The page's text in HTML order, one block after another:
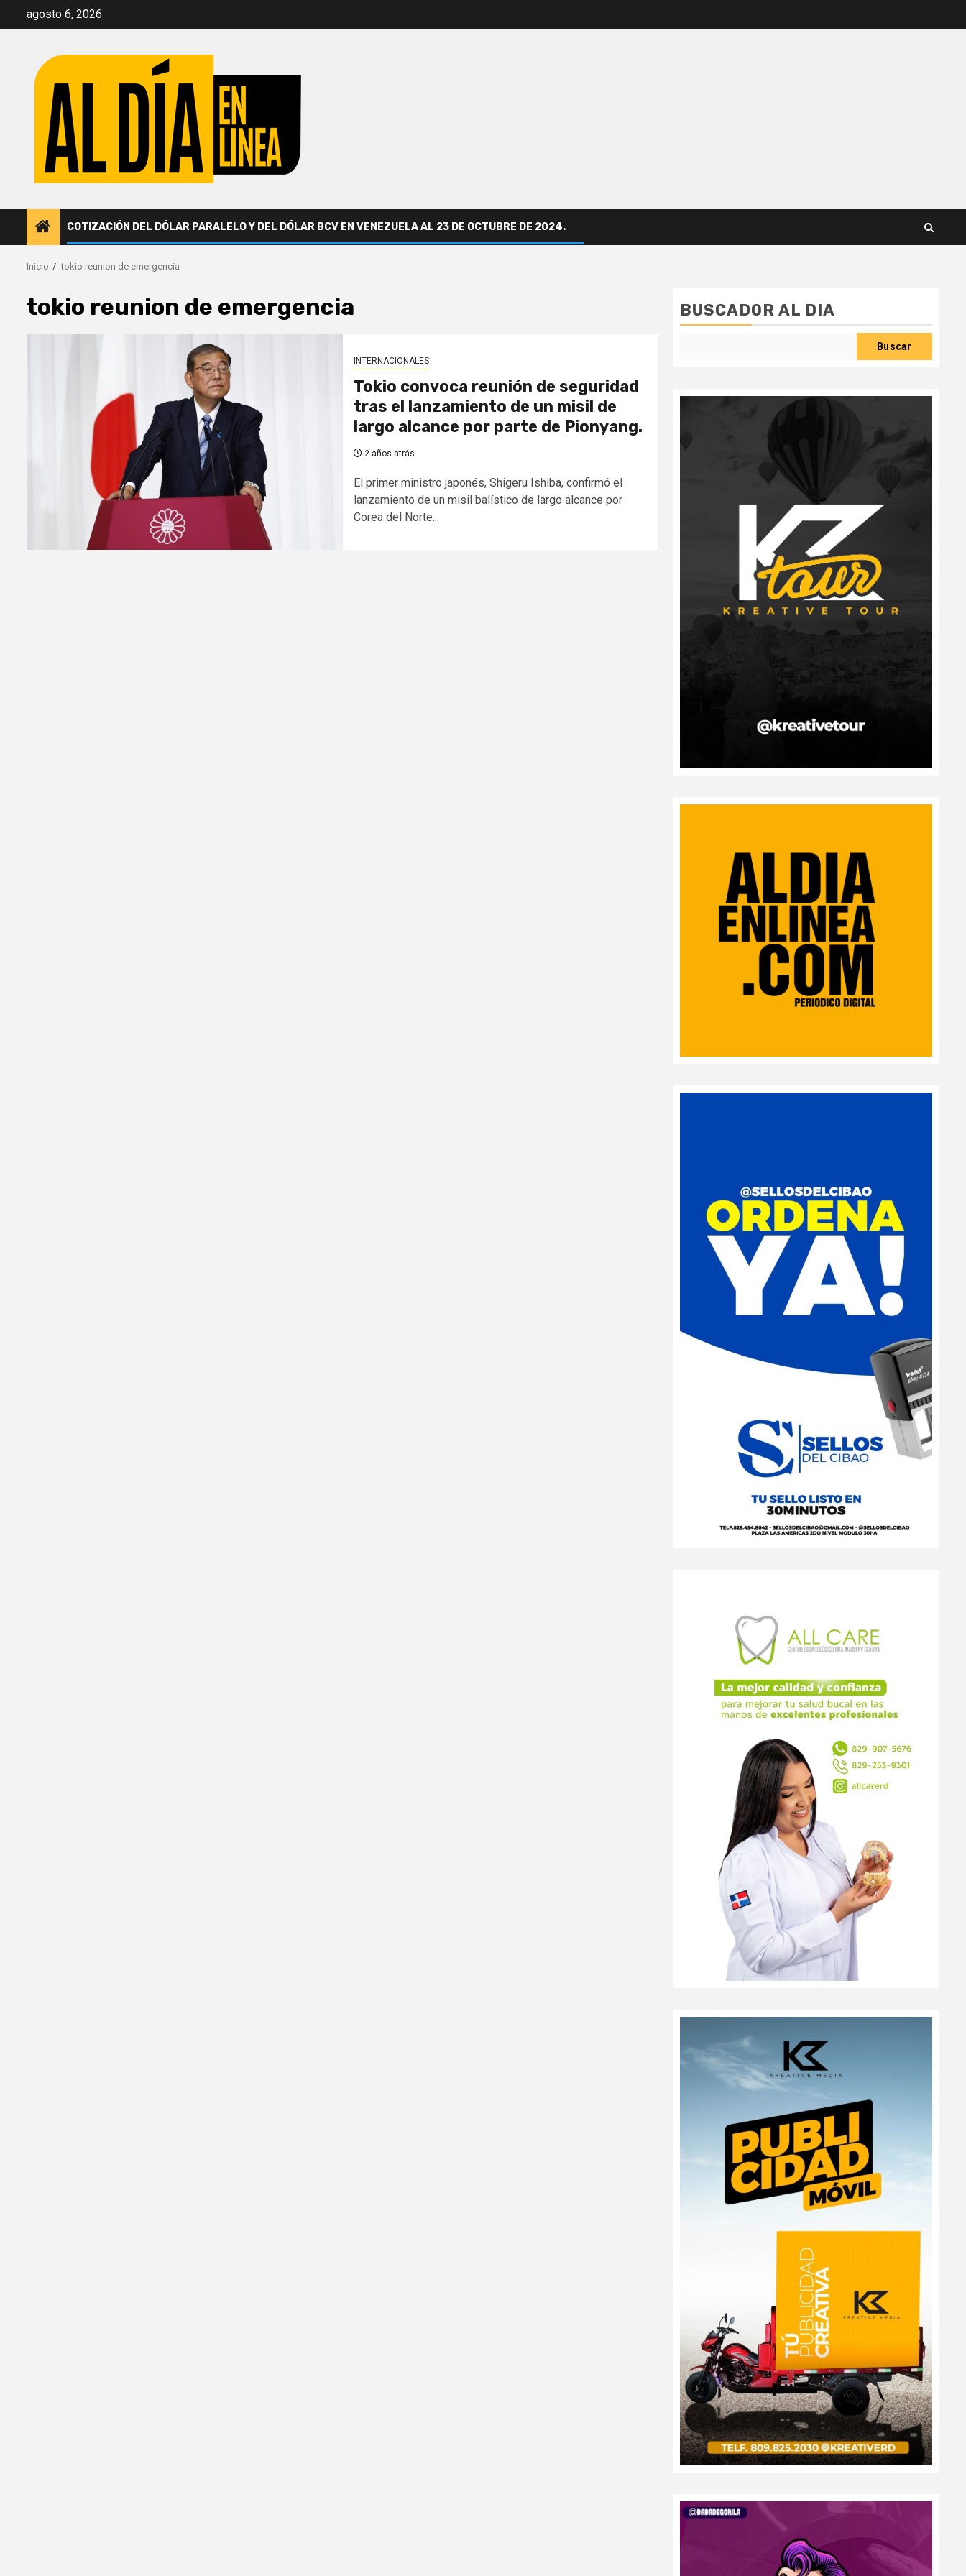
agosto 6, 2026
COTIZACIÓN DEL DÓLAR PARALELO Y DEL DÓLAR BCV EN VENEZUELA AL 23 DE OCTUBRE DE 2024.
Inicio tokio reunion de emergencia
tokio reunion de emergencia
INTERNACIONALES
Tokio convoca reunión de seguridad
tras el lanzamiento de un misil de
largo alcance por parte de Pionyang.
2 años atrás
El primer ministro japonés, Shigeru Ishiba, confirmó el
lanzamiento de un misil balístico de largo alcance por
Corea del Norte...
BUSCADOR AL DIA
Buscar